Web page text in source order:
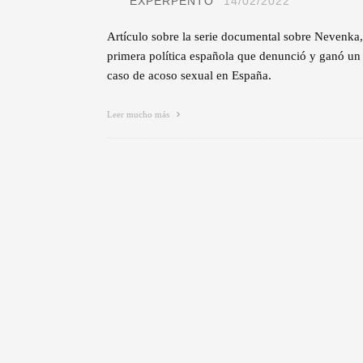
Artículo sobre la serie documental sobre
primera política española que denunció y ganó un
caso de acoso sexual en España.
Leer mucho más